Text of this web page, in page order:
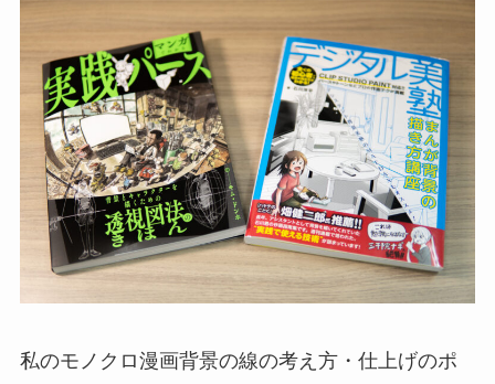
私のモノクロ漫画背景の線の考え方・仕上げのポ